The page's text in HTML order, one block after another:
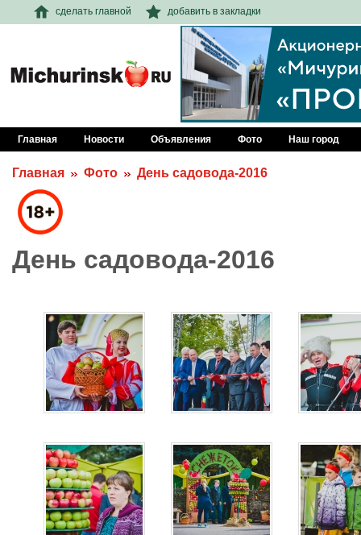
сделать главной добавить в закладки
Главная Новости Объявления Фото Наш город
Главная Фото День садовода-2016
День садовода-2016